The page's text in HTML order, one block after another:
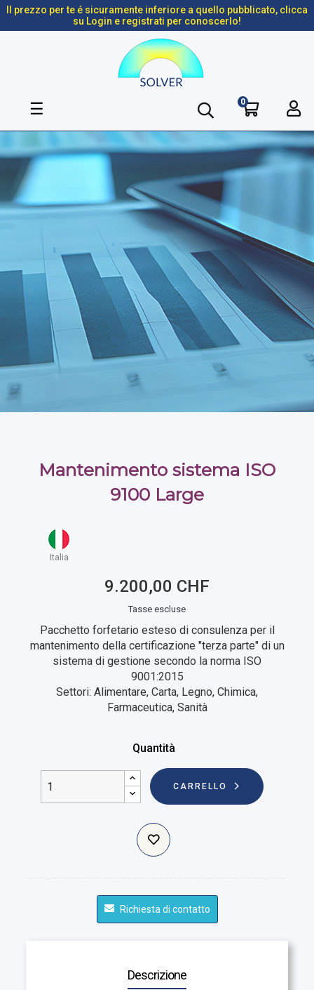
Il prezzo per te é sicuramente inferiore a quello pubblicato, clicca
su Login e registrati per conoscerlo!
navigazione
☰ 0
Mantenimento sistema ISO
9100 Large
Italia
9.200,00 CHF
Tasse escluse
Pacchetto forfetario esteso di consulenza per il
mantenimento della certificazione "terza parte" di un
sistema di gestione secondo la norma ISO
9001:2015
Settori: Alimentare, Carta, Legno, Chimica,
Farmaceutica, Sanità
Quantità
CARRELLO
Richiesta di contatto
Descrizione